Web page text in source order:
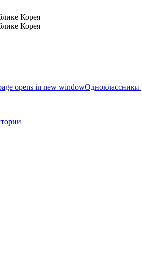
Корея
Корея
opens in new windowОдноклассники